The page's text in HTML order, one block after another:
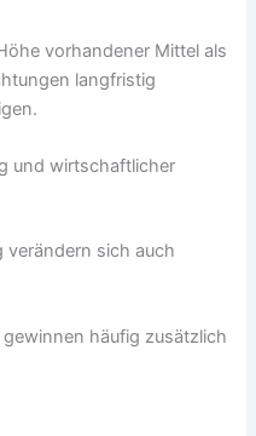
vorhandener Mittel als
langfristig
und wirtschaftlicher
verändern sich auch
häufig zusätzlich